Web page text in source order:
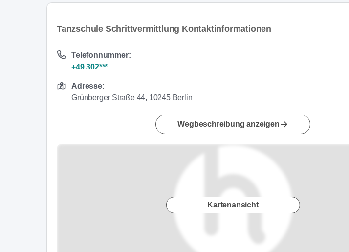
Tanzschule Schrittvermittlung Kontaktinformationen
Telefonnummer:
+49 302***
Adresse:
Grünberger Straße 44, 10245 Berlin
Wegbeschreibung anzeigen
Kartenansicht